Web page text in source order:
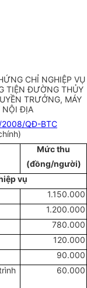
CHỈ NGHIỆP VỤ
TIỆN ĐƯỜNG THỦY
TRƯỞNG, MÁY
NỘI ĐỊA
2008/QĐ-BTC
Mức thu
(đồng/người)
vụ
1.150.000
1.200.000
780.000
120.000
90.000
60.000